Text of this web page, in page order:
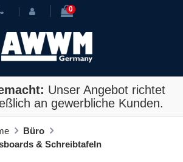
0
Unser Angebot richtet
an gewerbliche Kunden.
Büro
& Schreibtafeln